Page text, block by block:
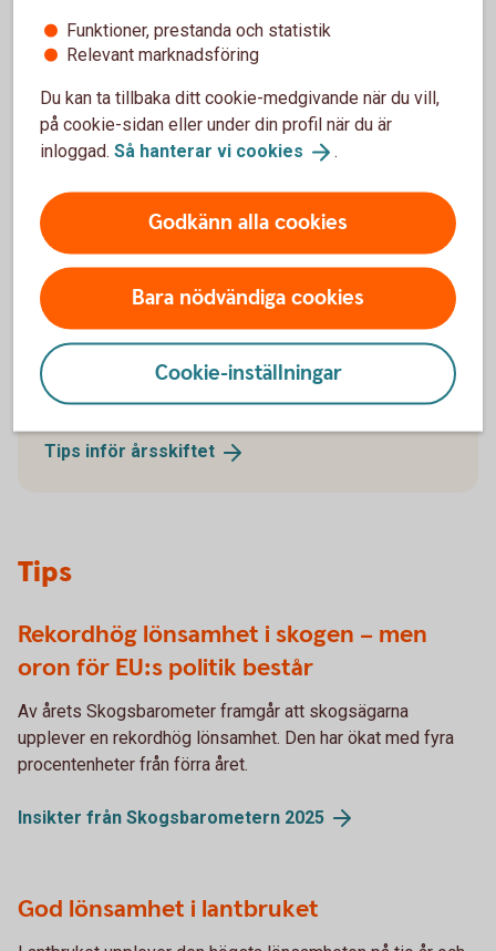
Tips inför årsskiftet
Nu närmar vi oss ett nytt år med allt vad det innebär.
Här får du tips på vad som är bra att titta extra på
inför årsskiftet.
Tips inför årsskiftet
Tips
Rekordhög lönsamhet i skogen – men
oron för EU:s politik består
Av årets Skogsbarometer framgår att skogsägarna
upplever en rekordhög lönsamhet. Den har ökat med fyra
procentenheter från förra året.
Insikter från Skogsbarometern 2025
God lönsamhet i lantbruket
Funktioner, prestanda och statistik
Relevant marknadsföring
Du kan ta tillbaka ditt cookie-medgivande när du vill,
på cookie-sidan eller under din profil när du är
inloggad. Så hanterar vi cookies .
Godkänn alla cookies
Bara nödvändiga cookies
Cookie-inställningar